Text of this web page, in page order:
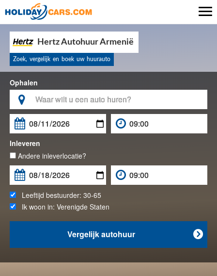
Hertz Autohuur Armenië
Zoek, vergelijk en boek uw huurauto
Ophalen


Inleveren
Andere inleverlocatie?
Leeftijd bestuurder: 30-65
Ik woon in: Verenigde Staten

Vergelijk autohuur